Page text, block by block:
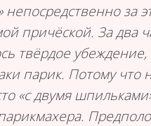
непосредственно за
причёской. За два
твёрдое убеждение,
парик. Потому что
«с двумя